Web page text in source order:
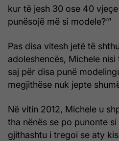
kur të jesh 30 ose 40
punësojë më si modele?’”
Pas disa vitesh jetë të
adoleshencës, Michele nisi
saj për disa punë
megjithëse nuk jepte
Në vitin 2012, Michele u
tha nënës se po punonte
gjithashtu i tregoi se aty